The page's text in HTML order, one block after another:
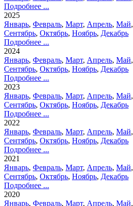
Подробнее ...
2025
Январь, Февраль, Март, Апрель, Май,
Сентябрь, Октябрь, Ноябрь, Декабрь
Подробнее ...
2024
Январь, Февраль, Март, Апрель, Май,
Сентябрь, Октябрь, Ноябрь, Декабрь
Подробнее ...
2023
Январь, Февраль, Март, Апрель, Май,
Сентябрь, Октябрь, Ноябрь, Декабрь
Подробнее ...
2022
Январь, Февраль, Март, Апрель, Май,
Сентябрь, Октябрь, Ноябрь, Декабрь
Подробнее ...
2021
Январь, Февраль, Март, Апрель, Май,
Сентябрь, Октябрь, Ноябрь, Декабрь
Подробнее ...
2020
Январь, Февраль, Март, Апрель, Май,